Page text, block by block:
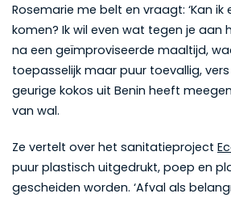
Rosemarie me belt en vraagt: ‘Kan ik
komen? Ik wil even wat tegen je aan
na een geïmproviseerde maaltijd,
toepasselijk maar puur toevallig,
geurige kokos uit Benin heeft
van wal.
Ze vertelt over het sanitatieproject
puur plastisch uitgedrukt, poep en
gescheiden worden. ‘Afval als